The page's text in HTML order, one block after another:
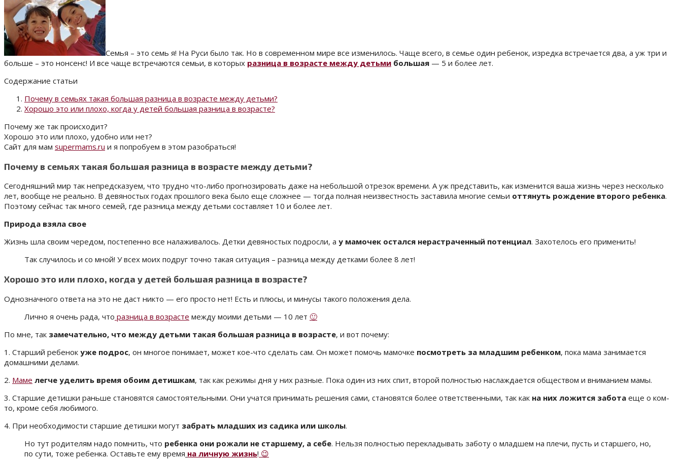
Семья – это семь я! На Руси было так. Но в современном мире все изменилось. Чаще всего, в семье один ребенок, изредка встречается два, а уж три и
больше – это нонсенс! И все чаще встречаются семьи, в которых разница в возрасте между детьми большая — 5 и более лет.
Содержание статьи
Почему в семьях такая большая разница в возрасте между детьми?
Хорошо это или плохо, когда у детей большая разница в возрасте?
Почему же так происходит?
Хорошо это или плохо, удобно или нет?
Сайт для мам supermams.ru и я попробуем в этом разобраться!
Почему в семьях такая большая разница в возрасте между детьми?
Сегодняшний мир так непредсказуем, что трудно что-либо прогнозировать даже на небольшой отрезок времени. А уж представить, как изменится ваша жизнь через несколько
лет, вообще не реально. В девяностых годах прошлого века было еще сложнее — тогда полная неизвестность заставила многие семьи оттянуть рождение второго ребенка.
Поэтому сейчас так много семей, где разница между детьми составляет 10 и более лет.
Природа взяла свое
Жизнь шла своим чередом, постепенно все налаживалось. Детки девяностых подросли, а у мамочек остался нерастраченный потенциал. Захотелось его применить!
Так случилось и со мной! У всех моих подруг точно такая ситуация – разница между детками более 8 лет!
Хорошо это или плохо, когда у детей большая разница в возрасте?
Однозначного ответа на это не даст никто — его просто нет! Есть и плюсы, и минусы такого положения дела.
Лично я очень рада, что разница в возрасте между моими детьми — 10 лет 🙂
По мне, так замечательно, что между детьми такая большая разница в возрасте, и вот почему:
1. Старший ребенок уже подрос, он многое понимает, может кое-что сделать сам. Он может помочь мамочке посмотреть за младшим ребенком, пока мама занимается
домашними делами.
2. Маме легче уделить время обоим детишкам, так как режимы дня у них разные. Пока один из них спит, второй полностью наслаждается обществом и вниманием мамы.
3. Старшие детишки раньше становятся самостоятельными. Они учатся принимать решения сами, становятся более ответственными, так как на них ложится забота еще о ком-
то, кроме себя любимого.
4. При необходимости старшие детишки могут забрать младших из садика или школы.
Но тут родителям надо помнить, что ребенка они рожали не старшему, а себе. Нельзя полностью перекладывать заботу о младшем на плечи, пусть и старшего, но,
по сути, тоже ребенка. Оставьте ему время на личную жизнь! 😉